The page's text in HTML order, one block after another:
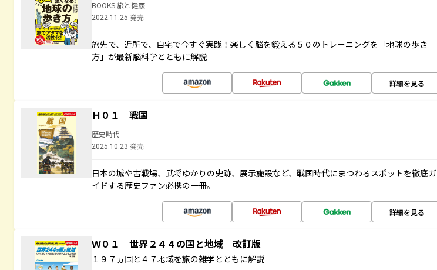
BOOKS 旅と健康
2022.11.25 発売
旅先で、近所で、自宅で今すぐ実践！楽しく脳を鍛える５０のトレーニングを「地球の歩き
方」が最新脳科学とともに解説
詳細を見る
Ｈ０１ 戦国
歴史時代
2025.10.23 発売
日本の城や古戦場、武将ゆかりの史跡、展示施設など、戦国時代にまつわるスポットを徹底ガ
イドする歴史ファン必携の一冊。
詳細を見る
Ｗ０１ 世界２４４の国と地域 改訂版
１９７ヵ国と４７地域を旅の雑学とともに解説